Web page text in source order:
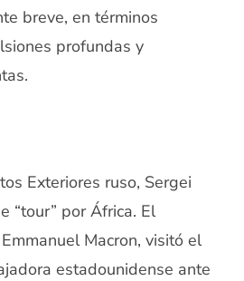
breve, en términos
profundas y
Exteriores ruso, Sergei
“tour” por África. El
Macron, visitó el
estadounidense ante